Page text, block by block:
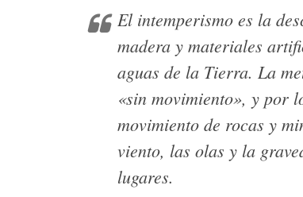
El intemperismo es la
madera y materiales
aguas de la Tierra. La
«sin movimiento», y por
movimiento de rocas y
viento, las olas y la
lugares.